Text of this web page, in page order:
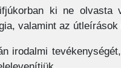
ki ne olvasta
valamint az
irodalmi